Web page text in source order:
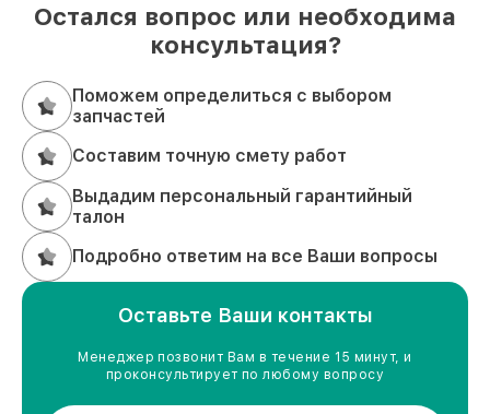
Остался вопрос или необходима
консультация?
Поможем определиться с выбором
запчастей
Составим точную смету работ
Выдадим персональный гарантийный
талон
Подробно ответим на все Ваши вопросы
Оставьте Ваши контакты
Менеджер позвонит Вам в течение 15 минут, и
проконсультирует по любому вопросу